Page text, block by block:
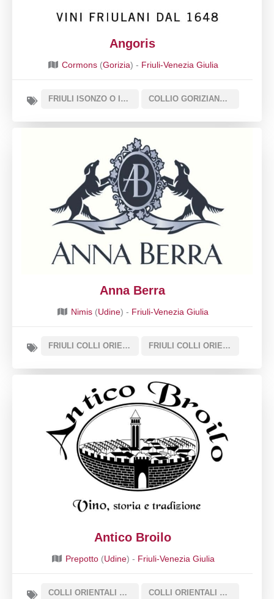
Angoris
Cormons(Gorizia) - Friuli-Venezia Giulia
FRIULI ISONZO O ISONZO DEL FRIULI DOC COLLIO GORIZIANO O COLLIO DOC
Anna Berra
Nimis (Udine) - Friuli-Venezia Giulia
FRIULI COLLI ORIENTALI DOC SOTTOZONA REFOSCO DI FAEDIS FRIULI COLLI ORIENTALI DOC
Antico Broilo
Prepotto(Udine) - Friuli-Venezia Giulia
COLLI ORIENTALI DEL FRIULI PICOLIT DOCG COLLI ORIENTALI DEL FRIULI PICOLIT DOCG SOTTOZONA CIALLA